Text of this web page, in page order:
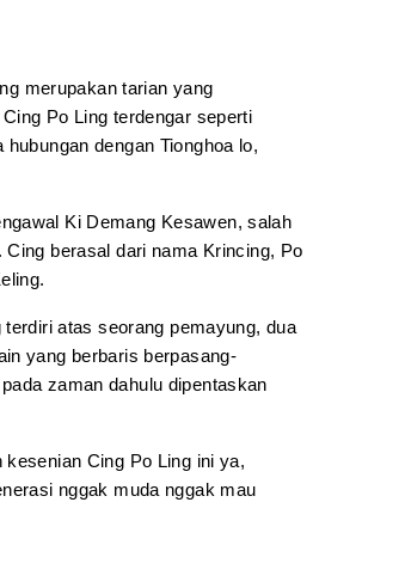
merupakan tarian yang
Po Ling terdengar seperti
dengan Tionghoa lo,
Ki Demang Kesawen, salah
berasal dari nama Krincing, Po
atas seorang pemayung, dua
yang berbaris berpasang-
zaman dahulu dipentaskan
Cing Po Ling ini ya,
nggak muda nggak mau